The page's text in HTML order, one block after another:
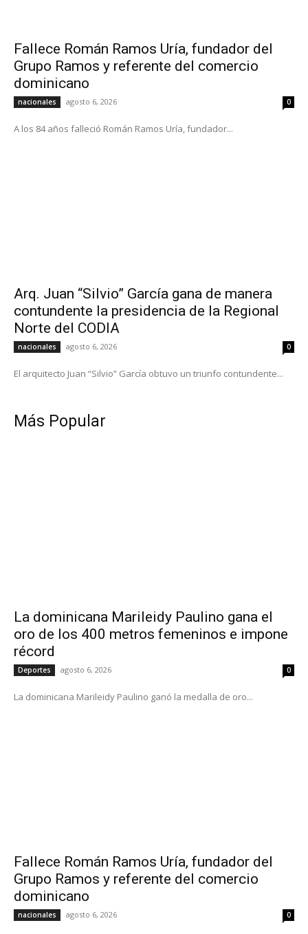
Fallece Román Ramos Uría, fundador del
Grupo Ramos y referente del comercio
dominicano
nacionales agosto 6, 2026 0
A los 84 años falleció Román Ramos Uría, fundador...
Arq. Juan “Silvio” García gana de manera
contundente la presidencia de la Regional
Norte del CODIA
nacionales agosto 6, 2026 0
El arquitecto Juan “Silvio” García obtuvo un triunfo contundente...
Más Popular
La dominicana Marileidy Paulino gana el
oro de los 400 metros femeninos e impone
récord
Deportes agosto 6, 2026 0
La dominicana Marileidy Paulino ganó la medalla de oro...
Fallece Román Ramos Uría, fundador del
Grupo Ramos y referente del comercio
dominicano
nacionales agosto 6, 2026 0